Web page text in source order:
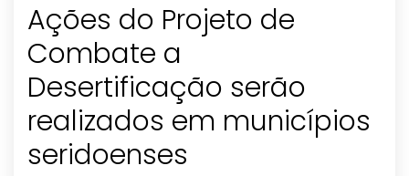
Ações do Projeto de
Combate a
Desertificação serão
realizados em municípios
seridoenses